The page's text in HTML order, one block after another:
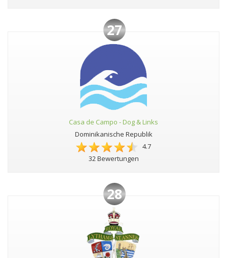
27
Casa de Campo - Dog & Links
Dominikanische Republik
4.7
32 Bewertungen
28